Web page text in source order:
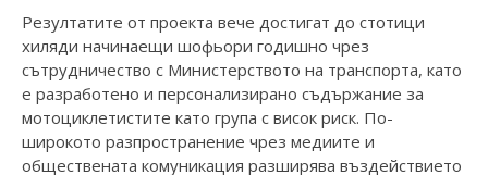
Резултатите от проекта вече достигат до стотици
хиляди начинаещи шофьори годишно чрез
сътрудничество с Министерството на транспорта, като
е разработено и персонализирано съдържание за
мотоциклетистите като група с висок риск. По-
широкото разпространение чрез медиите и
обществената комуникация разширява въздействието